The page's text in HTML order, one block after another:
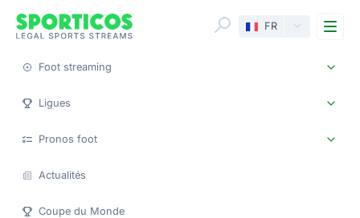
FR
Foot streaming
Ligues
Pronos foot
Actualités
Coupe du Monde